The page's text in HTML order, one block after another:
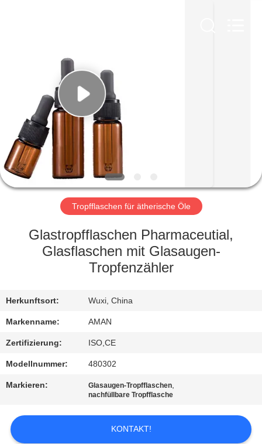
PRODUKTE
VIDEOS
VR-
SHOW
ÜBER
QUALITÄTSKONTROLLE
KONTAKT
MIT
NACHRICHT
Tropfflaschen für ätherische Öle
Glastropfflaschen Pharmaceutial,
Glasflaschen mit Glasaugen-
Tropfenzähler
Herkunftsort: Wuxi, China
Markenname: AMAN
Zertifizierung: ISO,CE
Modellnummer: 480302
Markieren: Glasaugen-Tropfflaschen,
nachfüllbare Tropfflasche
KONTAKT!